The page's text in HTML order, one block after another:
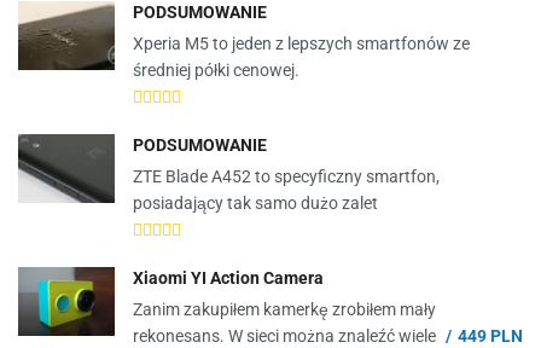
PODSUMOWANIE
Xperia M5 to jeden z lepszych smartfonów ze
średniej półki cenowej.
PODSUMOWANIE
ZTE Blade A452 to specyficzny smartfon,
posiadający tak samo dużo zalet
Xiaomi YI Action Camera
Zanim zakupiłem kamerkę zrobiłem mały
rekonesans. W sieci można znaleźć wiele
449 PLN